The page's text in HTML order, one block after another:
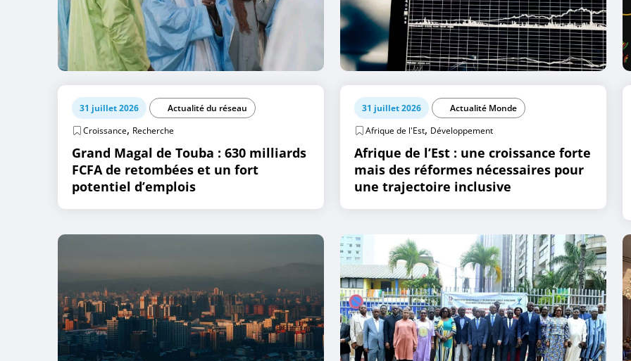
31 juillet 2026
Actualité du réseau
Croissance, Recherche
Grand Magal de Touba : 630 milliards
FCFA de retombées et un fort
potentiel d’emplois
31 juillet 2026
Actualité Monde
Afrique de l'Est, Développement
Afrique de l’Est : une croissance forte
mais des réformes nécessaires pour
une trajectoire inclusive